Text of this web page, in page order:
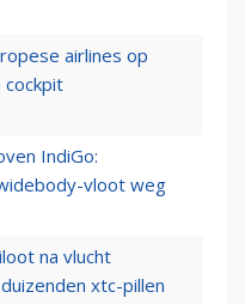
airlines op
cockpit
IndiGo:
vloot weg
na vlucht
xtc-pillen